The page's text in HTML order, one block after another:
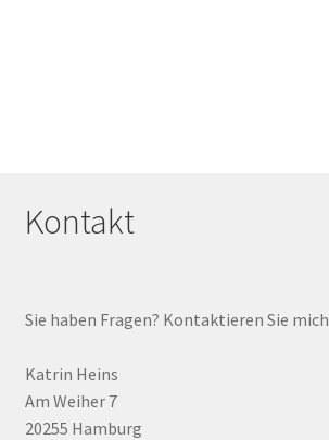
Kontakt
Sie haben Fragen? Kontaktieren Sie mich
Katrin Heins
Am Weiher 7
20255 Hamburg